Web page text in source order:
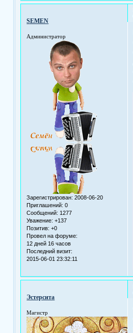
SEMEN
Администратор
Зарегистрирован: 2008-06-20
Приглашений: 0
Сообщений: 1277
Уважение: +137
Позитив: +0
Провел на форуме:
12 дней 16 часов
Последний визит:
2015-06-01 23:32:11
Эстерсита
Магистр